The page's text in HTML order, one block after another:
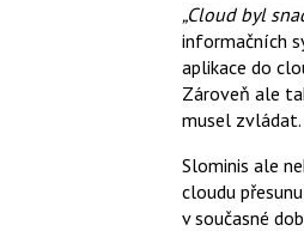
„Cloud byl
informačních
aplikace do
Zároveň ale
musel zvládat.
Slominis ale
cloudu
v současné